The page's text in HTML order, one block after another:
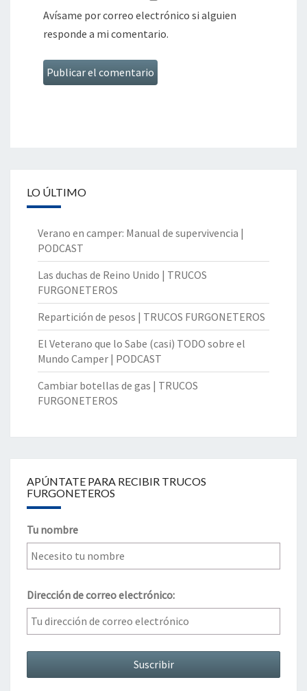
Avísame por correo electrónico si alguien
responde a mi comentario.
LO ÚLTIMO
Verano en camper: Manual de supervivencia |
PODCAST
Las duchas de Reino Unido | TRUCOS
FURGONETEROS
Repartición de pesos | TRUCOS FURGONETEROS
El Veterano que lo Sabe (casi) TODO sobre el
Mundo Camper | PODCAST
Cambiar botellas de gas | TRUCOS
FURGONETEROS
APÚNTATE PARA RECIBIR TRUCOS
FURGONETEROS
Tu nombre
Dirección de correo electrónico: